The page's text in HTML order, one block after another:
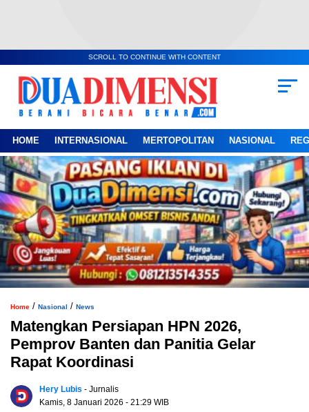
SCROLL TO CONTINUE WITH CONTENT
HOME INTERNASIONAL MERTOPOLITAN NASIONAL
Home / Nasional / News
Matengkan Persiapan HPN 2026,
Pemprov Banten dan Panitia Gelar
Rapat Koordinasi
Hery Lubis - Jurnalis
Kamis, 8 Januari 2026 - 21:29 WIB